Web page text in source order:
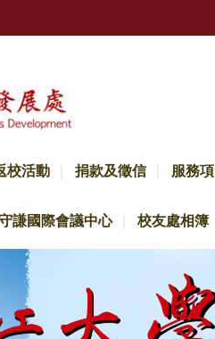
校活動 捐款及徵信 服務
謙國際會議中心 校友處相簿